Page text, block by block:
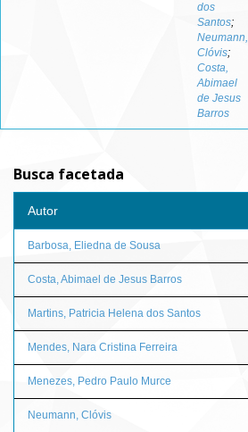
dos
Santos;
Neumann,
Clóvis;
Costa,
Abimael
de Jesus
Barros
Busca facetada
Autor
Barbosa, Eliedna de Sousa
Costa, Abimael de Jesus Barros
Martins, Patricia Helena dos Santos
Mendes, Nara Cristina Ferreira
Menezes, Pedro Paulo Murce
Neumann, Clóvis